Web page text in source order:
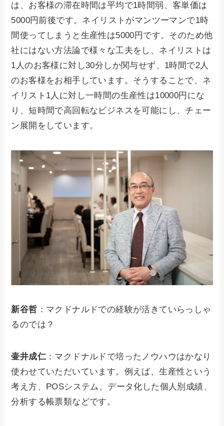
は、お客様の滞在時間は平均で1時間弱、客単価は
5000円前後です。ネイリストがマンツーマンで1時
間使ってしまうと生産性は5000円です。そのため他
社にはない方法論で様々な工夫をし、ネイリストは
1人のお客様に対し30分しか関与せず、1時間で2人
のお客様をお相手しています。そうすることで、ネ
イリスト1人に対し一時間の生産性は10000円にな
り、短時間で高回転なビジネスを可能にし、チェー
ン展開をしています。
新谷哲 ：マクドナルドでの経験が活きていらっしゃ
るのでは？
壷井成仁：マクドナルドで培ったノウハウはかなり
使わせていただいています。例えば、生産性という
考え方、POSシステム、データ化した個人別成績、
分析する帳票類などです。